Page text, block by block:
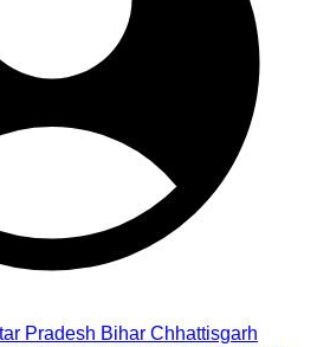
Pradesh Bihar Chhattisgarh